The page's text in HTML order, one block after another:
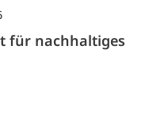
für nachhaltiges